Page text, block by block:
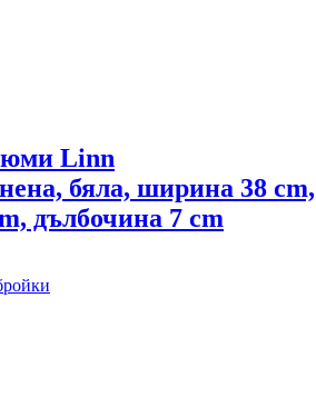
Linn
бяла, ширина 38 cm,
дълбочина 7 cm